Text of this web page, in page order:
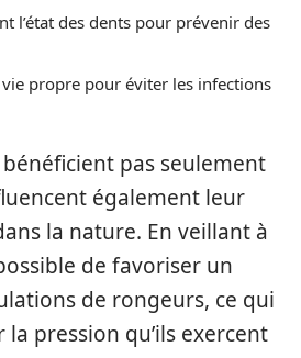
l’état des dents pour prévenir des
propre pour éviter les infections
pas seulement
également leur
la nature. En veillant à
de favoriser un
de rongeurs, ce qui
pression qu’ils exercent